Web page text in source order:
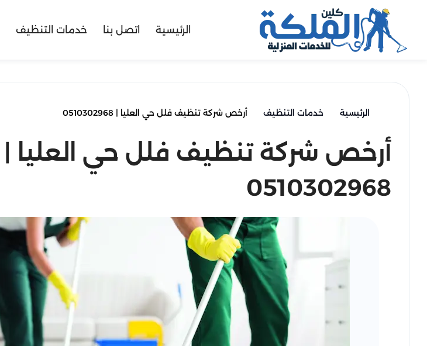
الرئيسية اتصل بنا خدمات التنظيف
الرئيسية خدمات التنظيف أرخص شركة تنظيف فلل حي العليا | 0510302968
أرخص شركة تنظيف فلل حي العليا |
0510302968